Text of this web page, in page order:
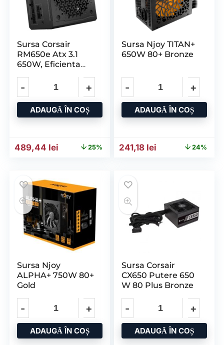
Sursa Corsair
RM650e Atx 3.1
650W, Eficienta
ADAUGĂ ÎN COȘ
Prețul inițial a fost: 655,52 lei.
489,44 lei Prețul curent este: 489,44 lei.
25%
Sursa Njoy TITAN+
650W 80+ Bronze
ADAUGĂ ÎN COȘ
Prețul inițial a fost:
241,18 lei Prețul curent
24%
Sursa Njoy
ALPHA+ 750W 80+
Gold
ADAUGĂ ÎN COȘ
Sursa Corsair
CX650 Putere 650
W 80 Plus Bronze
ADAUGĂ ÎN COȘ